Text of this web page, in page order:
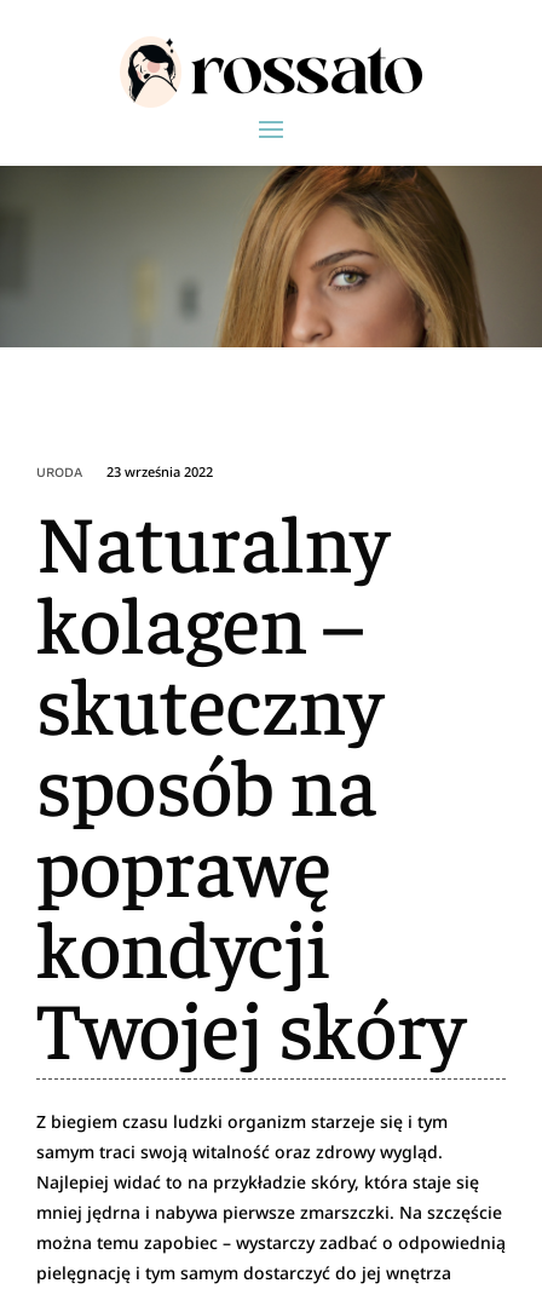
URODA 23 września 2022
Naturalny
kolagen –
skuteczny
sposób na
poprawę
kondycji
Twojej skóry
Z biegiem czasu ludzki organizm starzeje się i tym
samym traci swoją witalność oraz zdrowy wygląd.
Najlepiej widać to na przykładzie skóry, która staje się
mniej jędrna i nabywa pierwsze zmarszczki. Na szczęście
można temu zapobiec – wystarczy zadbać o odpowiednią
pielęgnację i tym samym dostarczyć do jej wnętrza